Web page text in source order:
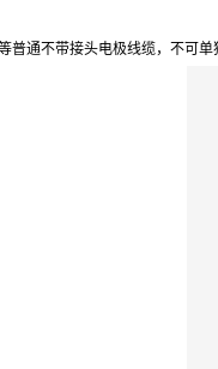
普通不带接头电极线缆，不可